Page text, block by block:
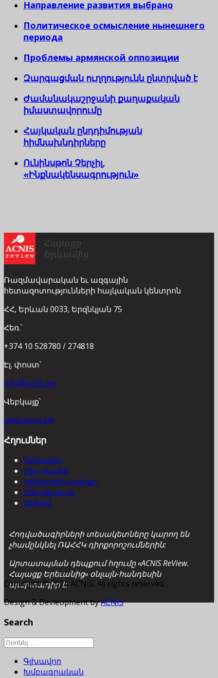
Направление развития выбрано
Политическое осмысление нынешнего
периода
Проблемы армянской оппозиции
Զարգացման ուղղությունն ընտրված է
Ժամանակաշրջանի քաղաքական
իմաստավորումը
Հայկական ընդդիմության
հիմնախնդիրները
Ունինսթոն Չերչիլ,
«Ինքնակենսագրություն»
Ռազմավարական եւ ազգային
հետազոտությունների հայկական կենտրոն
ՀՀ, Երևան 0033, Երզնկյան 75
Հեռ.՝
+374 10 528780 / 274818
Էլ. փոստ՝
info@acnis.am
Վեբկայք՝
www.acnis.am
Հղումներ
Գլխավոր
Մեր մասին
Կենտրոնի կյանքը
Հին վեբկայք
Արխիվ
Հոդվածագիրների տեսակետները կարող են
չհամընկնել ՌԱՀՀԿ դիրքորոշումներին:
Արտատպման դեպքում հղումը «ACNIS ReView.
Հայացք Երեւանից» օնլայն-հանդեսին
պարտադիր է:
Copyright © 2026 ACNIS. All rights reserved.
Design & Devleopment byACNIS
Search
Գլխավոր
Խմբագրական